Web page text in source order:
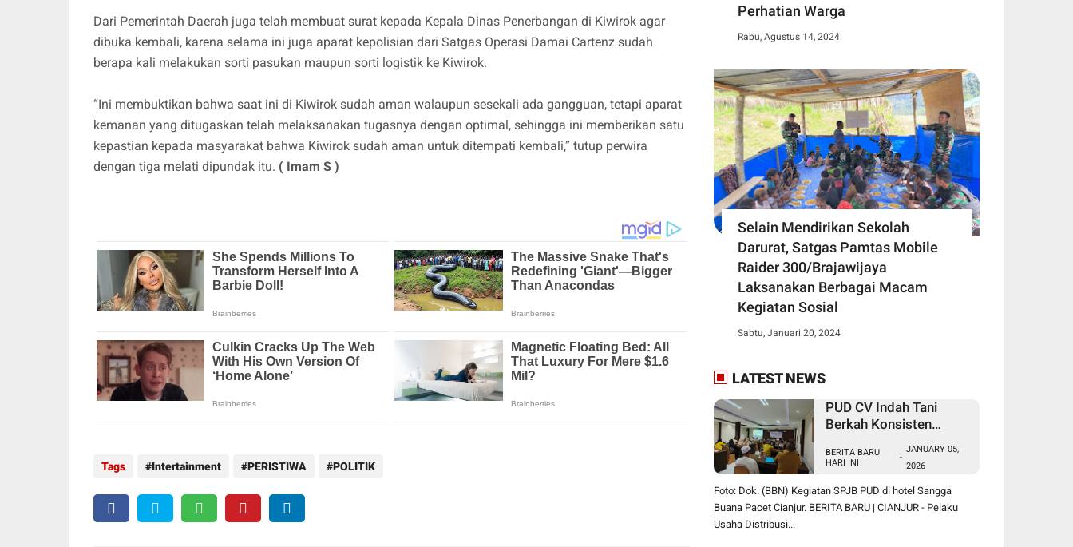
Dari Pemerintah Daerah juga telah membuat surat kepada Kepala Dinas Penerbangan di Kiwirok agar
dibuka kembali, karena selama ini juga aparat kepolisian dari Satgas Operasi Damai Cartenz sudah
berapa kali melakukan sorti pasukan maupun sorti logistik ke Kiwirok.
“Ini membuktikan bahwa saat ini di Kiwirok sudah aman walaupun sesekali ada gangguan, tetapi aparat
kemanan yang ditugaskan telah melaksanakan tugasnya dengan optimal, sehingga ini memberikan satu
kepastian kepada masyarakat bahwa Kiwirok sudah aman untuk ditempati kembali,” tutup perwira
dengan tiga melati dipundak itu. ( Imam S )
Tags Intertainment PERISTIWA POLITIK
Perhatian Warga
Rabu, Agustus 14, 2024
Selain Mendirikan Sekolah
Darurat, Satgas Pamtas Mobile
Raider 300/Brajawijaya
Laksanakan Berbagai Macam
Kegiatan Sosial
Sabtu, Januari 20, 2024
LATEST NEWS
PUD CV Indah Tani
Berkah Konsisten
Sesuai HET
BERITA BARU
HARI INI
-
JANUARY 05,
2026
Foto: Dok. (BBN) Kegiatan SPJB PUD di hotel Sangga
Buana Pacet Cianjur. BERITA BARU | CIANJUR - Pelaku
Usaha Distribusi...